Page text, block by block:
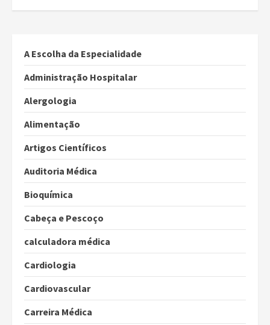
A Escolha da Especialidade
Administração Hospitalar
Alergologia
Alimentação
Artigos Científicos
Auditoria Médica
Bioquímica
Cabeça e Pescoço
calculadora médica
Cardiologia
Cardiovascular
Carreira Médica